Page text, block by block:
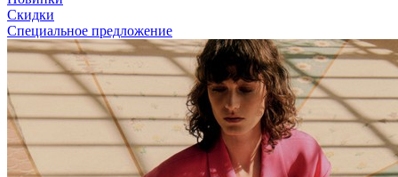
Скидки
Специальное предложение